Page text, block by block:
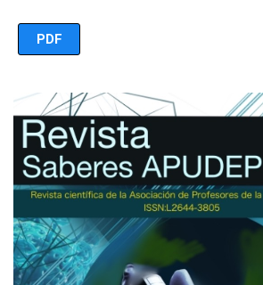
PDF
Imagen de portada